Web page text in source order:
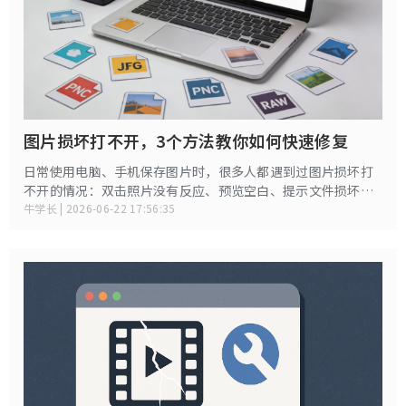
图片损坏打不开，3个方法教你如何快速修复
日常使用电脑、手机保存图片时，很多人都遇到过图片损坏打
不开的情况：双击照片没有反应、预览空白、提示文件损坏无
法打开、图片模糊花屏、显示格式错误、图标异常等。
牛学长 | 2026-06-22 17:56:35